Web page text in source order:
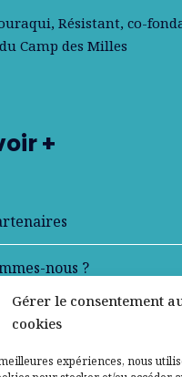
Gérer le consentement
cookies
expériences, nous
, Résistant, co-
Camp des Milles
+
nous ?
nous
légales